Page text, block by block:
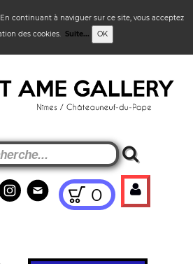
continuant à naviguer sur ce site, vous acceptez
des cookies. Suite... OK
0